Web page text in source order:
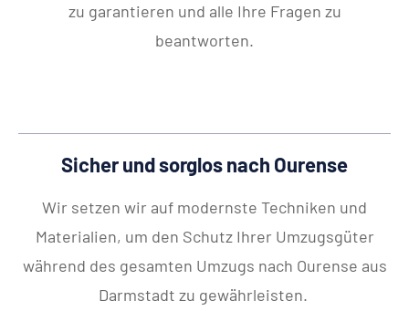
zu garantieren und alle Ihre Fragen zu
beantworten.
Sicher und sorglos nach Ourense
Wir setzen wir auf modernste Techniken und
Materialien, um den Schutz Ihrer Umzugsgüter
während des gesamten Umzugs nach Ourense aus
Darmstadt zu gewährleisten.